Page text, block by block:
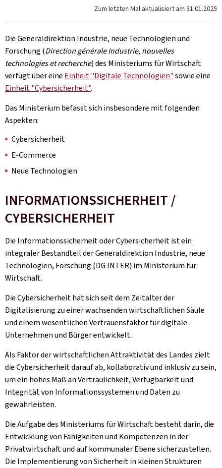
Zum letzten Mal aktualisiert am 31.01.2025
Die Generaldirektion Industrie, neue Technologien und
Forschung (Direction générale Industrie, nouvelles
technologies et recherche) des Ministeriums für Wirtschaft
verfügt über eine Einheit "Digitale Technologien"sowie eine
Einheit "Cybersicherheit".
Das Ministerium befasst sich insbesondere mit folgenden
Aspekten:
Cybersicherheit
E-Commerce
Neue Technologien
INFORMATIONSSICHERHEIT /
CYBERSICHERHEIT
Die Informationssicherheit oder Cybersicherheit ist ein
integraler Bestandteil der Generaldirektion Industrie, neue
Technologien, Forschung (DG INTER) im Ministerium für
Wirtschaft.
Die Cybersicherheit hat sich seit dem Zeitalter der
Digitalisierung zu einer wachsenden wirtschaftlichen Säule
und einem wesentlichen Vertrauensfaktor für digitale
Unternehmen und Bürger entwickelt.
Als Faktor der wirtschaftlichen Attraktivität des Landes zielt
die Cybersicherheit darauf ab, kollaborativ und inklusiv zu sein,
um ein hohes Maß an Vertraulichkeit, Verfügbarkeit und
Integrität von Informationssystemen und Daten zu
gewährleisten.
Die Aufgabe des Ministeriums für Wirtschaft besteht darin, die
Entwicklung von Fähigkeiten und Kompetenzen in der
Privatwirtschaft und auf kommunaler Ebene sicherzustellen.
Die Implementierung von Sicherheit in kleinen Strukturen